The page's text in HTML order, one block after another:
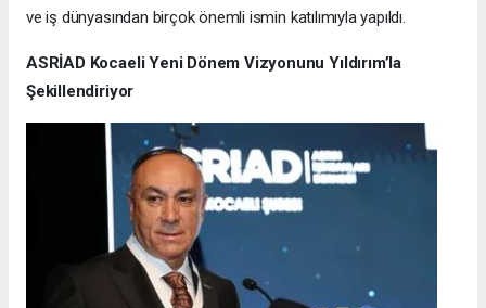
ve iş dünyasından birçok önemli ismin katılımıyla yapıldı.
ASRİAD Kocaeli Yeni Dönem Vizyonunu Yıldırım’la
Şekillendiriyor